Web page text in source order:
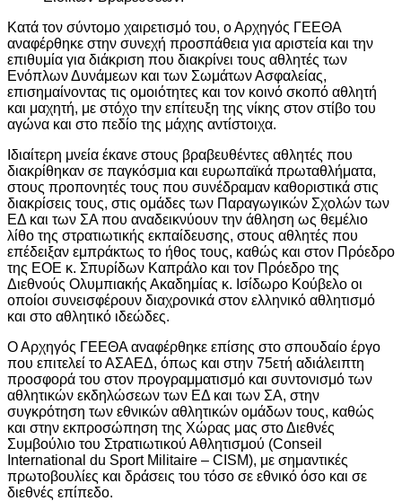
Κατά τον σύντομο χαιρετισμό του, ο Αρχηγός ΓΕΕΘΑ
αναφέρθηκε στην συνεχή προσπάθεια για αριστεία και την
επιθυμία για διάκριση που διακρίνει τους αθλητές των
Ενόπλων Δυνάμεων και των Σωμάτων Ασφαλείας,
επισημαίνοντας τις ομοιότητες και τον κοινό σκοπό αθλητή
και μαχητή, με στόχο την επίτευξη της νίκης στον στίβο του
αγώνα και στο πεδίο της μάχης αντίστοιχα.
Ιδιαίτερη μνεία έκανε στους βραβευθέντες αθλητές που
διακρίθηκαν σε παγκόσμια και ευρωπαϊκά πρωταθλήματα,
στους προπονητές τους που συνέδραμαν καθοριστικά στις
διακρίσεις τους, στις ομάδες των Παραγωγικών Σχολών των
ΕΔ και των ΣΑ που αναδεικνύουν την άθληση ως θεμέλιο
λίθο της στρατιωτικής εκπαίδευσης, στους αθλητές που
επέδειξαν εμπράκτως το ήθος τους, καθώς και στον Πρόεδρο
της ΕΟΕ κ. Σπυρίδων Καπράλο και τον Πρόεδρο της
Διεθνούς Ολυμπιακής Ακαδημίας κ. Ισίδωρο Κούβελο οι
οποίοι συνεισφέρουν διαχρονικά στον ελληνικό αθλητισμό
και στο αθλητικό ιδεώδες.
Ο Αρχηγός ΓΕΕΘΑ αναφέρθηκε επίσης στο σπουδαίο έργο
που επιτελεί το ΑΣΑΕΔ, όπως και στην 75ετή αδιάλειπτη
προσφορά του στον προγραμματισμό και συντονισμό των
αθλητικών εκδηλώσεων των ΕΔ και των ΣΑ, στην
συγκρότηση των εθνικών αθλητικών ομάδων τους, καθώς
και στην εκπροσώπηση της Χώρας μας στο Διεθνές
Συμβούλιο του Στρατιωτικού Αθλητισμού (Conseil
International du Sport Militaire – CISM), με σημαντικές
πρωτοβουλίες και δράσεις του τόσο σε εθνικό όσο και σε
διεθνές επίπεδο.